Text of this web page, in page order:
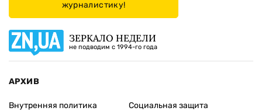
журналистику!
ЗЕРКАЛО НЕДЕЛИ
не подводим с 1994-го года
АРХИВ
Внутренняя политика
Социальная защита